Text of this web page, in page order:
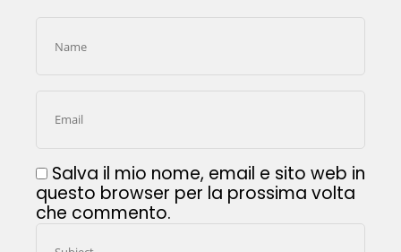
Salva il mio nome, email e sito web in
questo browser per la prossima volta
che commento.